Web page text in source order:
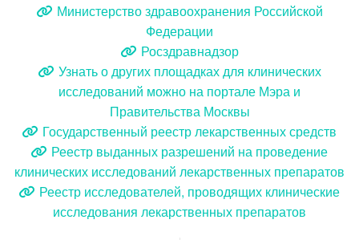
Министерство здравоохранения Российской
Федерации
Росздравнадзор
Узнать о других площадках для клинических
исследований можно на портале Мэра и
Правительства Москвы
Государственный реестр лекарственных средств
Реестр выданных разрешений на проведение
клинических исследований лекарственных препаратов
Реестр исследователей, проводящих клинические
исследования лекарственных препаратов